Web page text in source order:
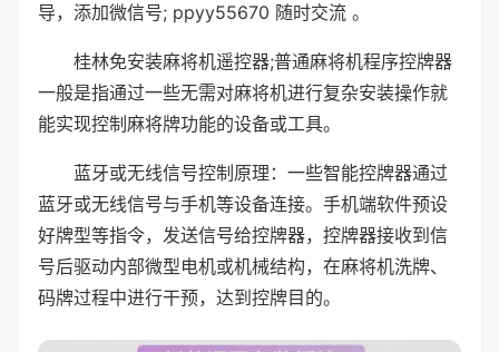
导，添加微信号; ppyy55670 随时交流 。
桂林免安装麻将机遥控器;普通麻将机程序控牌器
一般是指通过一些无需对麻将机进行复杂安装操作就
能实现控制麻将牌功能的设备或工具。
蓝牙或无线信号控制原理：一些智能控牌器通过
蓝牙或无线信号与手机等设备连接。手机端软件预设
好牌型等指令，发送信号给控牌器，控牌器接收到信
号后驱动内部微型电机或机械结构，在麻将机洗牌、
码牌过程中进行干预，达到控牌目的。